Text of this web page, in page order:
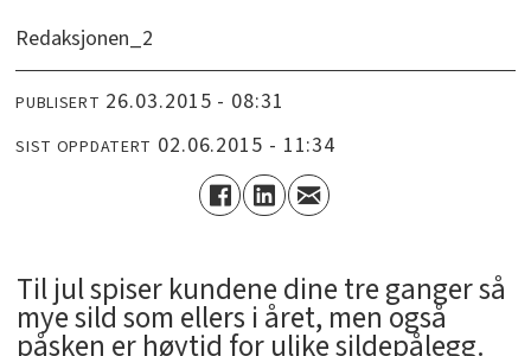
Redaksjonen_2
PUBLISERT 26.03.2015 - 08:31
SIST OPPDATERT 02.06.2015 - 11:34
Til jul spiser kundene dine tre ganger så
mye sild som ellers i året, men også
påsken er høytid for ulike sildepålegg.